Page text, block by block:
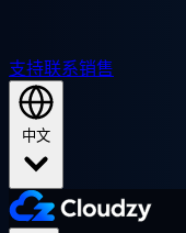
支持联系销售
中文